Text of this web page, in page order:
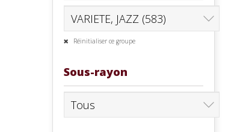
Réinitialiser ce groupe
Sous-rayon